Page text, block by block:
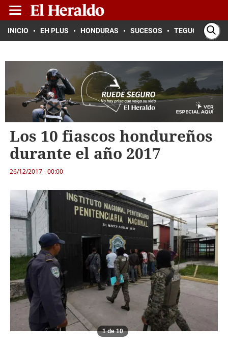
INICIO EH PLUS HONDURAS SUCESOS TEGUCIGALPA
Los 10 fiascos hondureños
durante el año 2017
26/12/2017 - 00:00
1 de 10